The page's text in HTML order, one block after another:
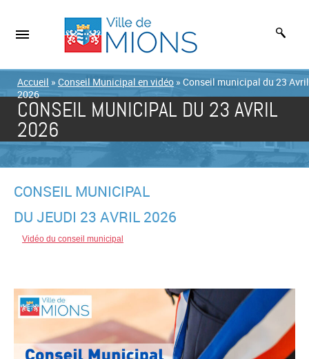
Accueil » Conseil Municipal en vidéo » Conseil municipal du 23 Avril
2026
CONSEIL MUNICIPAL DU 23 AVRIL
2026
CONSEIL MUNICIPAL
DU JEUDI 23 AVRIL 2026
Vidéo du conseil municipal